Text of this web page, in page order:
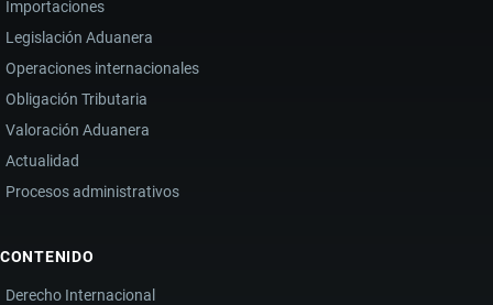
Importaciones
Legislación Aduanera
Operaciones internacionales
Obligación Tributaria
Valoración Aduanera
Actualidad
Procesos administrativos
CONTENIDO
Derecho Internacional